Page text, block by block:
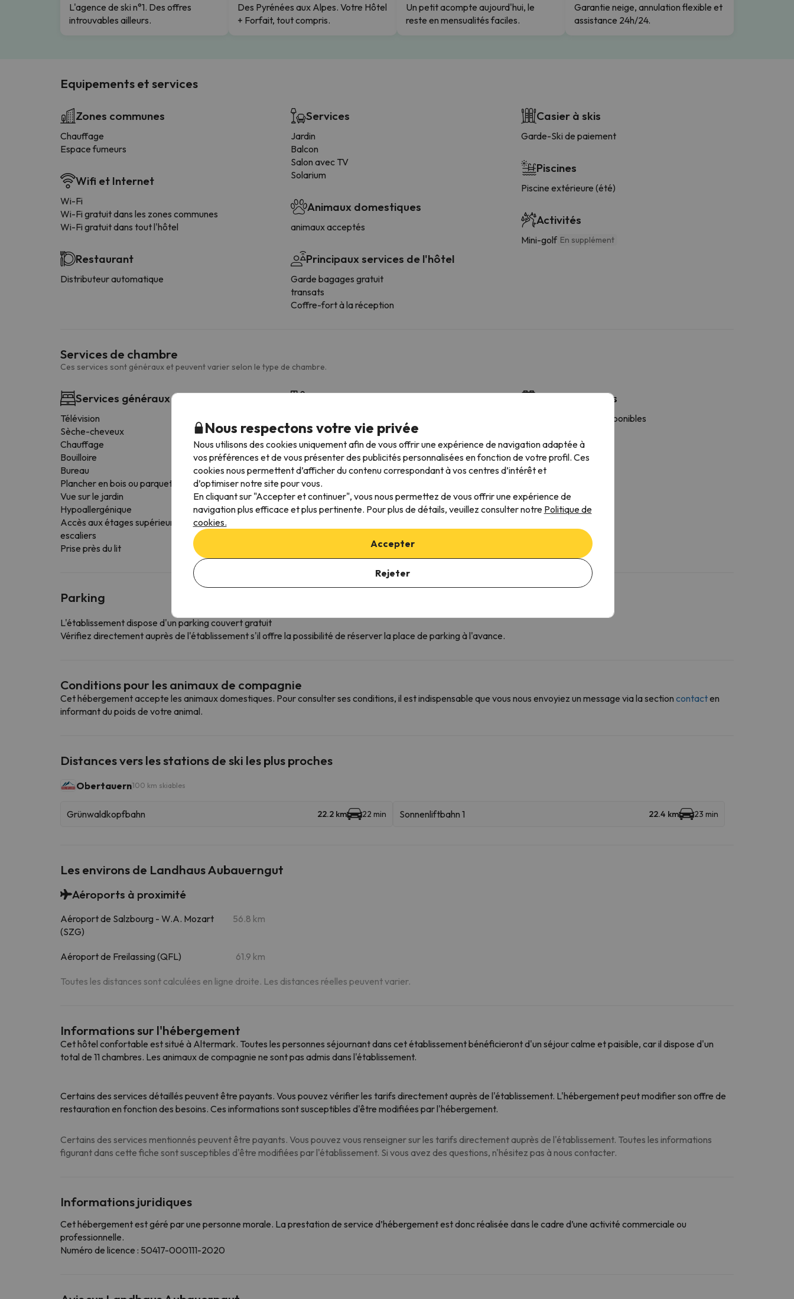
L'agence de ski n°1. Des offres
introuvables ailleurs.
Des Pyrénées aux Alpes. Votre Hôtel
+ Forfait, tout compris.
Un petit acompte aujourd'hui, le
reste en mensualités faciles.
Garantie neige, annulation flexible et
assistance 24h/24.
Equipements et services
Zones communes
Chauffage
Espace fumeurs
Wifi et Internet
Wi-Fi
Wi-Fi gratuit dans les zones communes
Wi-Fi gratuit dans tout l'hôtel
Restaurant
Distributeur automatique
Services
Jardin
Balcon
Salon avec TV
Solarium
Animaux domestiques
animaux acceptés
Principaux services de l'hôtel
Garde bagages gratuit
transats
Coffre-fort à la réception
Casier à skis
Garde-Ski de paiement
Piscines
Piscine extérieure (été)
Activités
Mini-golf En supplément
Services de chambre
Ces services sont généraux et peuvent varier selon le type de chambre.
Services généraux des chambres
Télévision
Sèche-cheveux
Chauffage
Bouilloire
Bureau
Plancher en bois ou parquet
Vue sur le jardin
Hypoallergénique
Accès aux étages supérieurs uniquement par des
escaliers
Prise près du lit
Douche
Amenities
Douche ou baignoire
Salle de bain privée
Papier hygiénique
Shampooing
Gel douche
Plus de services
Des serviettes sont disponibles
Parking
L'établissement dispose d'un parking couvert gratuit
Vérifiez directement auprès de l'établissement s'il offre la possibilité de réserver la place de parking à l'avance.
Conditions pour les animaux de compagnie
Cet hébergement accepte les animaux domestiques. Pour consulter ses conditions, il est indispensable que vous nous envoyiez un message via la section contacten
informant du poids de votre animal.
Distances vers les stations de ski les plus proches
Obertauern100 km skiables
Grünwaldkopfbahn 22.2 km 22 min Sonnenliftbahn 1 22.4 km 23 min
Les environs de Landhaus Aubauerngut
Aéroports à proximité
Aéroport de Salzbourg - W.A. Mozart
(SZG)
56.8 km
Aéroport de Freilassing (QFL) 61.9 km
Toutes les distances sont calculées en ligne droite. Les distances réelles peuvent varier.
Informations sur l'hébergement
Cet hôtel confortable est situé à Altermark. Toutes les personnes séjournant dans cet établissement bénéficieront d'un séjour calme et paisible, car il dispose d'un
total de 11 chambres. Les animaux de compagnie ne sont pas admis dans l'établissement.
Certains des services détaillés peuvent être payants. Vous pouvez vérifier les tarifs directement auprès de l'établissement. L'hébergement peut modifier son offre de
restauration en fonction des besoins. Ces informations sont susceptibles d'être modifiées par l'hébergement.
Certains des services mentionnés peuvent être payants. Vous pouvez vous renseigner sur les tarifs directement auprès de l'établissement. Toutes les informations
figurant dans cette fiche sont susceptibles d'être modifiées par l'établissement. Si vous avez des questions, n'hésitez pas à nous contacter.
Informations juridiques
Cet hébergement est géré par une personne morale. La prestation de service d’hébergement est donc réalisée dans le cadre d’une activité commerciale ou
professionnelle.
Numéro de licence : 50417-000111-2020
Nous respectons votre vie privée
Nous utilisons des cookies uniquement afin de vous offrir une expérience de navigation adaptée à
vos préférences et de vous présenter des publicités personnalisées en fonction de votre profil. Ces
cookies nous permettent d’afficher du contenu correspondant à vos centres d’intérêt et
d’optimiser notre site pour vous.
En cliquant sur "Accepter et continuer", vous nous permettez de vous offrir une expérience de
navigation plus efficace et plus pertinente. Pour plus de détails, veuillez consulter notre Politique de
cookies.
Accepter
Rejeter